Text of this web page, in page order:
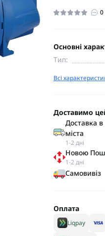
0
Основні
Тип:
Всі
Доставимо
Доставка
міста
1-2 дні
Новою
1-2 дні
Самовивіз
Оплата
Liqpay